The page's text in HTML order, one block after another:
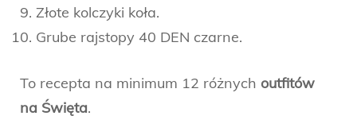
Złote kolczyki koła.
Grube rajstopy 40 DEN czarne.
To recepta na minimum 12 różnych outfitów
na Święta.